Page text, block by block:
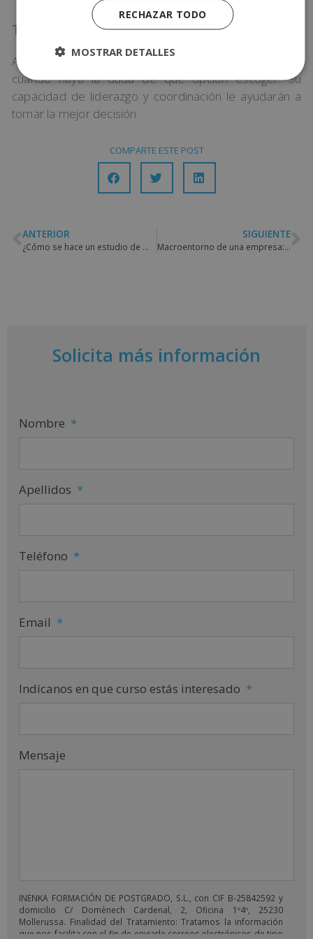
Tomar decisiones
Ante imprevistos, el jefe debe tomar decisiones
cuando haya la duda de qué opción escoger. Su
capacidad de liderazgo y coordinación le ayudarán a
tomar la mejor decisión.
COMPARTE ESTE POST
ANTERIOR
¿Cómo se hace un estudio de mercado?
SIGUIENTE
Macroentorno de una empresa: qué es y cómo identificarlo
Solicita más información
Nombre *
Apellidos *
Teléfono *
Email *
Indícanos en que curso estás interesado *
Mensaje
INENKA FORMACIÓN DE POSTGRADO, S.L., con CIF B-25842592 y
domicilio C/ Domènech Cardenal, 2, Oficina 1º4º, 25230
Mollerussa. Finalidad del Tratamiento: Tratamos la información
que nos facilita con el fin de enviarle correos electrónicos de tipo
RECHAZAR TODO
MOSTRAR DETALLES